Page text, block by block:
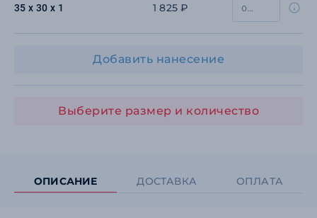
35 х 30 х 1 1 825 ₽
Добавить нанесение
Выберите размер и количество
ОПИСАНИЕ ДОСТАВКА ОПЛАТА